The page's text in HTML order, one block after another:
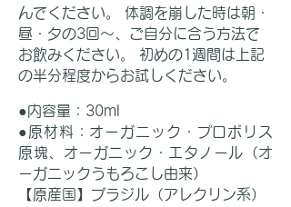
んでください。 体調を崩した時は朝・
昼・夕の3回～、ご自分に合う方法で
お飲みください。 初めの1週間は上記
の半分程度からお試しください。
●内容量：30ml
●原材料：オーガニック・プロポリス
原塊、 オーガニック・エタノール（オ
ーガニックうもろこし由来）
【原産国】ブラジル（アレクリン系）